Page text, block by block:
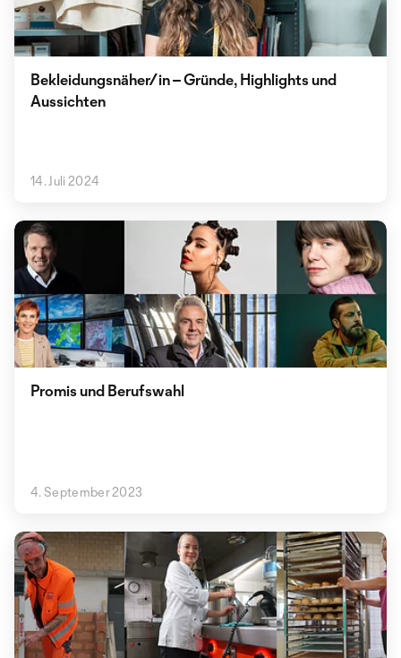
Bekleidungsnäher/in – Gründe, Highlights und
Aussichten
14. Juli 2024
Promis und Berufswahl
4. September 2023